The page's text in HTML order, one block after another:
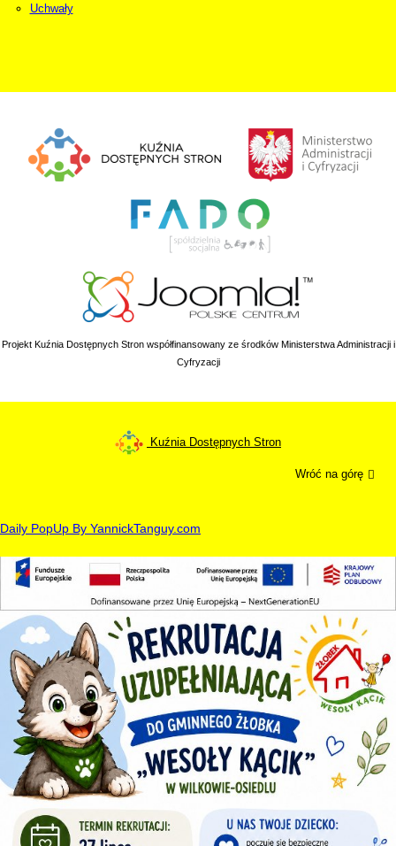
Uchwały
Projekt Kuźnia Dostępnych Stron współfinansowany ze środków Ministerstwa Administracji i
Cyfryzacji
Kuźnia Dostępnych Stron
Wróć na górę
Daily PopUp By YannickTanguy.com